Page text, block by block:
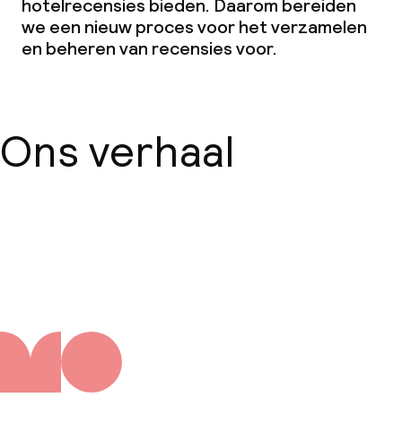
hotelrecensies bieden. Daarom bereiden
we een nieuw proces voor het verzamelen
en beheren van recensies voor.
Ons verhaal